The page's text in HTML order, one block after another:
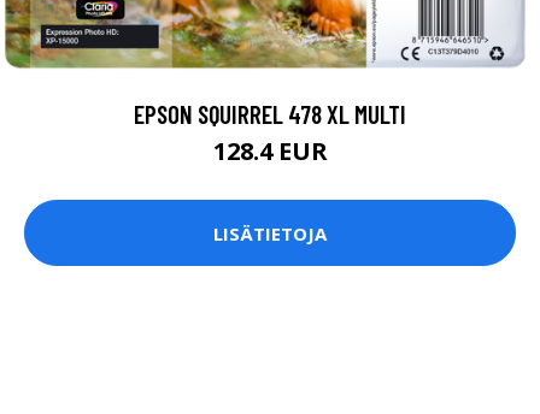
EPSON SQUIRREL 478 XL MULTI
128.4 EUR
LISÄTIETOJA